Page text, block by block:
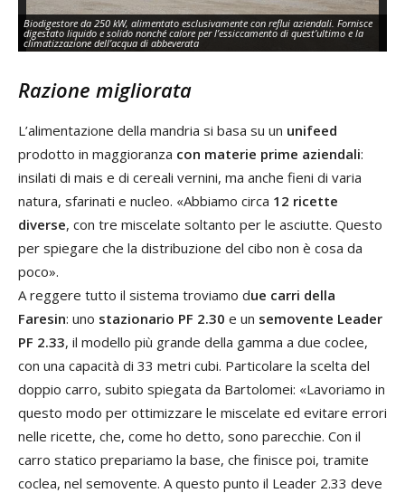
Biodigestore da 250 kW, alimentato esclusivamente con reflui aziendali. Fornisce
digestato liquido e solido nonché calore per l’essiccamento di quest’ultimo e la
climatizzazione dell’acqua di abbeverata
Razione migliorata
L’alimentazione della mandria si basa su un unifeed
prodotto in maggioranza con materie prime aziendali:
insilati di mais e di cereali vernini, ma anche fieni di varia
natura, sfarinati e nucleo. «Abbiamo circa 12 ricette
diverse, con tre miscelate soltanto per le asciutte. Questo
per spiegare che la distribuzione del cibo non è cosa da
poco».
A reggere tutto il sistema troviamo due carri della
Faresin: uno stazionario PF 2.30 e un semovente Leader
PF 2.33, il modello più grande della gamma a due coclee,
con una capacità di 33 metri cubi. Particolare la scelta del
doppio carro, subito spiegata da Bartolomei: «Lavoriamo in
questo modo per ottimizzare le miscelate ed evitare errori
nelle ricette, che, come ho detto, sono parecchie. Con il
carro statico prepariamo la base, che finisce poi, tramite
coclea, nel semovente. A questo punto il Leader 2.33 deve